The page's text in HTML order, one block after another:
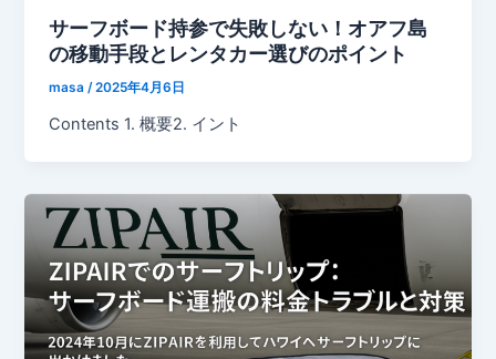
サーフボード持参で失敗しない！オアフ島
の移動手段とレンタカー選びのポイント
masa/2025年4月6日
Contents 1. 概要2. イント